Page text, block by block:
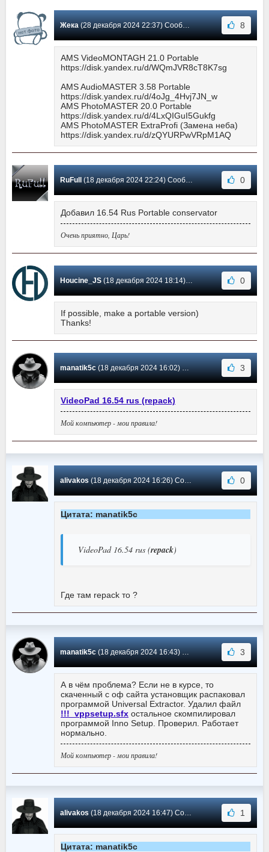
Жека(28 декабря 2024 22:37) Сообщение #365 8
AMS VideoMONTAGH 21.0 Portable
https://disk.yandex.ru/d/WQmJVR8cT8K7sg
AMS AudioMASTER 3.58 Portable
https://disk.yandex.ru/d/4oJg_4Hvj7JN_w
AMS PhotoMASTER 20.0 Portable
https://disk.yandex.ru/d/4LxQIGuI5Gukfg
AMS PhotoMASTER ExtraProfi (Замена неба)
https://disk.yandex.ru/d/zQYURPwVRpM1AQ
RuFull (18 декабря 2024 22:24) Сообщение #364 0
Добавил 16.54 Rus Portable conservator
Очень приятно, Царь!
Houcine_JS(18 декабря 2024 18:14) Сообщение #363 0
If possible, make a portable version)
Thanks!
manatik5c(18 декабря 2024 16:02) Сообщение #362 3
VideoPad 16.54 rus (repack)
Мой компьютер - мои правила!
alivakos(18 декабря 2024 16:26) Сообщение #361 0
Цитата: manatik5c
VideoPad 16.54 rus (repack)
Где там repack то ?
manatik5c(18 декабря 2024 16:43) Сообщение #360 3
А в чём проблема? Если не в курсе, то
скаченный с оф сайта установщик распаковал
программой Universal Extractor. Удалил файл
!!!_vppsetup.sfx остальное скомпилировал
программой Inno Setup. Проверил. Работает
нормально.
Мой компьютер - мои правила!
alivakos(18 декабря 2024 16:47) Сообщение #359 1
Цитата: manatik5c